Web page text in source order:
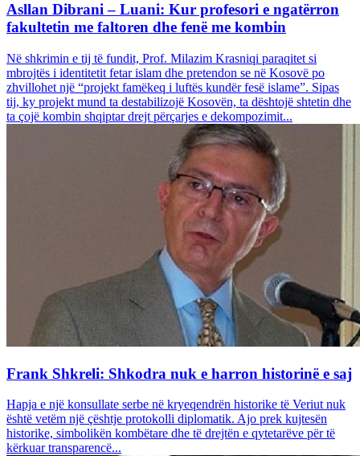
Asllan Dibrani – Luani: Kur profesori e ngatërron
fakultetin me faltoren dhe fenë me kombin
Në shkrimin e tij të fundit, Prof. Milazim Krasniqi paraqitet si
mbrojtës i identitetit fetar islam dhe pretendon se në Kosovë po
zhvillohet një “projekt famëkeq i luftës kundër fesë islame”. Sipas
tij, ky projekt mund ta destabilizojë Kosovën, ta dështojë shtetin dhe
ta çojë kombin shqiptar drejt përçarjes e dekompozimit...
Frank Shkreli: Shkodra nuk e harron historinë e saj
Hapja e një konsullate serbe në kryeqendrën historike të Veriut nuk
është vetëm një çështje protokolli diplomatik. Ajo prek kujtesën
historike, simbolikën kombëtare dhe të drejtën e qytetarëve për të
kërkuar transparencë...